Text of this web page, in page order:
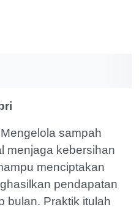
Mengelola sampah
menjaga kebersihan
menciptakan
pendapatan
bulan. Praktik itulah